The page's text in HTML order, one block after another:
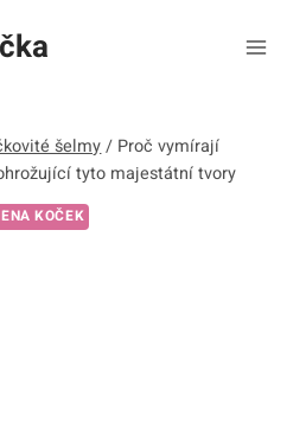
šelmy / Proč vymírají
tyto majestátní tvory
KOČEK